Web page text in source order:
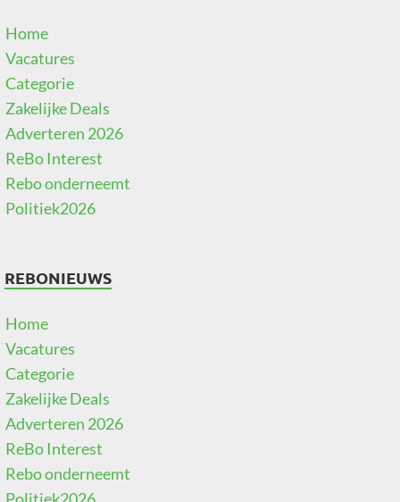
Home
Vacatures
Categorie
Zakelijke Deals
Adverteren 2026
ReBo Interest
Rebo onderneemt
Politiek2026
REBONIEUWS
Home
Vacatures
Categorie
Zakelijke Deals
Adverteren 2026
ReBo Interest
Rebo onderneemt